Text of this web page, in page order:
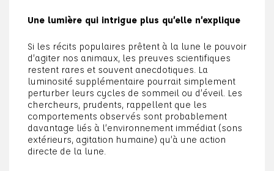
Une lumière qui intrigue plus qu’elle n’explique
Si les récits populaires prêtent à la lune le pouvoir
d’agiter nos animaux, les preuves scientifiques
restent rares et souvent anecdotiques. La
luminosité supplémentaire pourrait simplement
perturber leurs cycles de sommeil ou d’éveil. Les
chercheurs, prudents, rappellent que les
comportements observés sont probablement
davantage liés à l’environnement immédiat (sons
extérieurs, agitation humaine) qu’à une action
directe de la lune.